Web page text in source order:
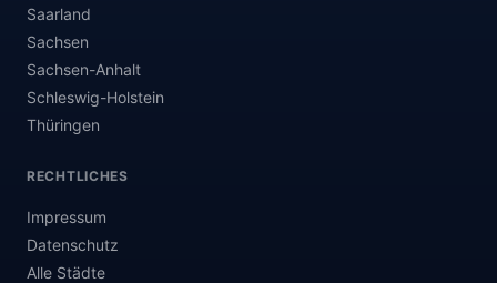
Saarland
Sachsen
Sachsen-Anhalt
Schleswig-Holstein
Thüringen
RECHTLICHES
Impressum
Datenschutz
Alle Städte